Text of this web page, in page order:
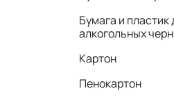
Бумага и пластик
алкогольных
Картон
Пенокартон